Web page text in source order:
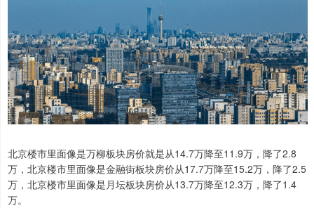
北京楼市里面像是万柳板块房价就是从14.7万降至11.9万，降了2.8
万，北京楼市里面像是金融街板块房价从17.7万降至15.2万，降了2.5
万，北京楼市里面像是月坛板块房价从13.7万降至12.3万，降了1.4
万。